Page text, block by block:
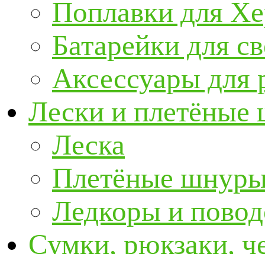
Поплавки для
Батарейки для
Аксессуары для
Лески и
Леска
Плетёные
Ледкоры и
Сумки, рюкзаки,